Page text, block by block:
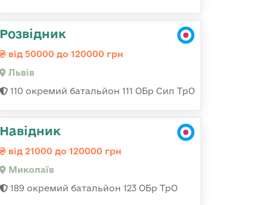
Розвідник
від 50000 до 120000 грн
Львів
110 окремий батальйон 111 ОБр Сил ТрО
Навідник
від 21000 до 120000 грн
Миколаїв
189 окремий батальйон 123 ОБр ТрО